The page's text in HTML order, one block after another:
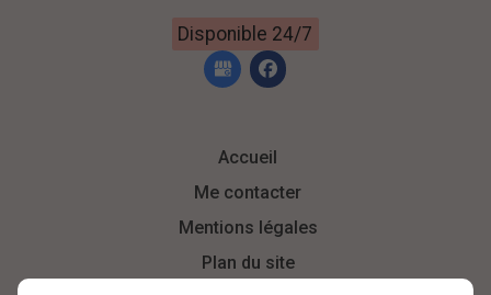
Disponible 24/7
Accueil
Me contacter
Mentions légales
Plan du site